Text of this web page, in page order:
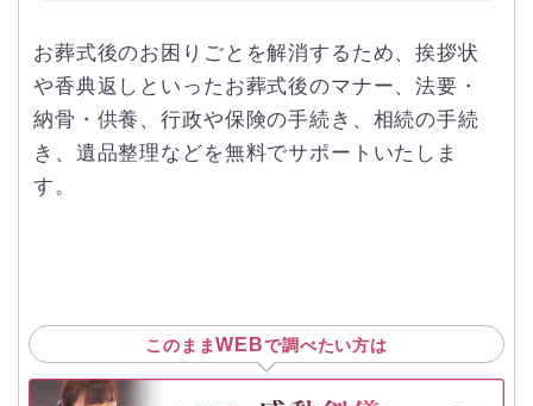
お葬式後のお困りごとを解消するため、挨拶状
や香典返しといったお葬式後のマナー、法要・
納骨・供養、行政や保険の手続き、相続の手続
き、遺品整理などを無料でサポートいたしま
す。
このままWEBで調べたい方は